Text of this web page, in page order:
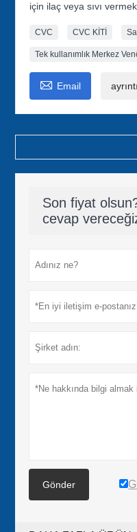
için ilaç veya sıvı
CVC CVC KİTİ
Tek kullanımlık Merkez
 Email
Son fiyat
cevap
Gönder